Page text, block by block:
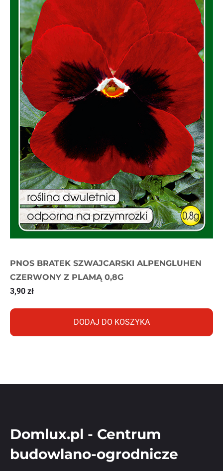
PNOS BRATEK SZWAJCARSKI ALPENGLUHEN
CZERWONY Z PLAMĄ 0,8G
3,90 zł
DODAJ DO KOSZYKA
Domlux.pl - Centrum
budowlano-ogrodnicze